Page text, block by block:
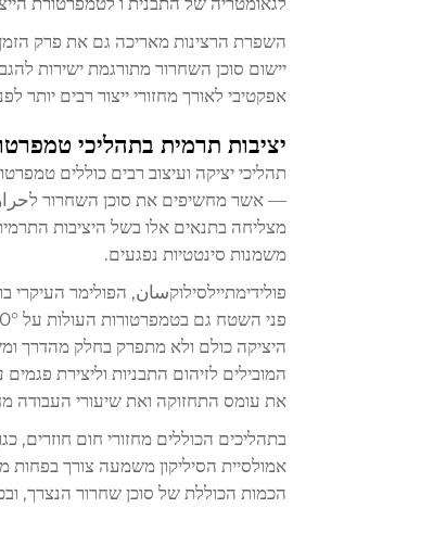
השפרת הרצינות מאריכה גם את פרק הזמן
יישום סוכן השחרור מתורגמת ישירות
אפקטיבי לאורך מחזורי ייצור רבים יותר
יציבות תרמית בתהליכי
תהליכי יציקה ועיצוב רבים כוללים
— אשר מחשיפים את סוכן השחרור לحرارة
מצליחה בתנאים אלו בשל היציבות
משמנות סינטטיות נפגעים.
פולידימתיילסילוקسان, הפולימר העיקרי
היציקה כולם ולא מתפרק בחלק מהדרך
המובילים לזיהום התבניות וליצירת
את עומס התחזוקה ואת שיעורי העבודה
בתהליכים הכוללים מחזורי חום חוזרים,
אמולסיית הסיליקון משמעה צורך
הכמות הכוללת של סוכן שחרור הנצרך,